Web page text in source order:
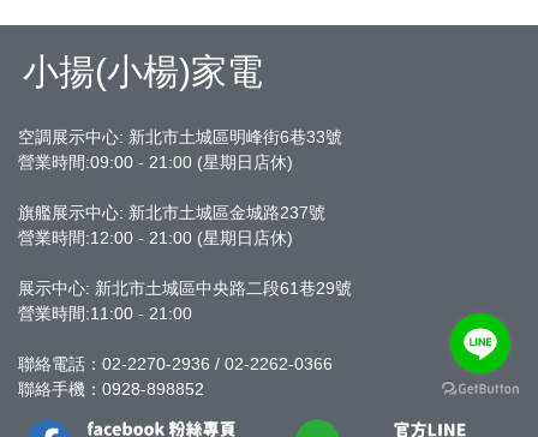
小揚(小楊)家電
空調展示中心: 新北市土城區明峰街6巷33號
營業時間:09:00 - 21:00 (星期日店休)
旗艦展示中心: 新北市土城區金城路237號
營業時間:12:00 - 21:00 (星期日店休)
展示中心: 新北市土城區中央路二段61巷29號
營業時間:11:00 - 21:00
聯絡電話：02-2270-2936 / 02-2262-0366
聯絡手機：0928-898852